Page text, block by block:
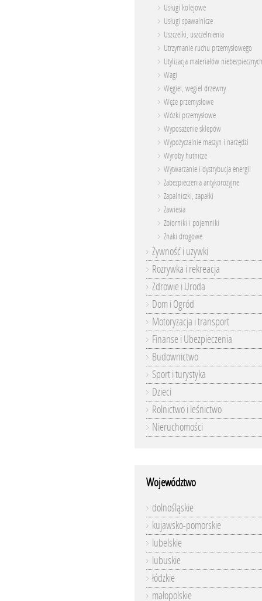
Usługi kolejowe
Usługi spawalnicze
Uszczelki, uszczelnienia
Utrzymanie ruchu przemysłowego
Utylizacja materiałów niebezpiecznych
Wagi
Węgiel, węgiel drzewny
Węże przemysłowe
Wózki przemysłowe
Wyposażenie sklepów
Wypożyczalnie maszyn i narzędzi
Wyroby hutnicze
Wytwarzanie i dystrybucja energii
Zabezpieczenia antykorozyjne
Zapalniczki, zapałki
Zawiesia
Zbiorniki i pojemniki
Znaki drogowe
Żywność i używki
Rozrywka i rekreacja
Zdrowie i Uroda
Dom i Ogród
Motoryzacja i transport
Finanse i Ubezpieczenia
Budownictwo
Sport i turystyka
Dzieci
Rolnictwo i leśnictwo
Nieruchomości
Województwo
dolnośląskie
kujawsko-pomorskie
lubelskie
lubuskie
łódzkie
małopolskie